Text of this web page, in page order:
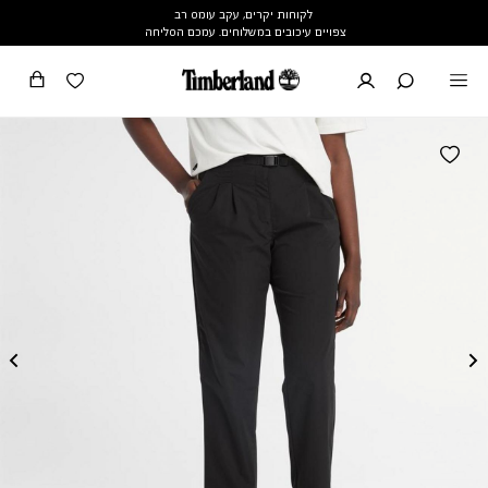
לקוחות יקרים, עקב עומס רב
צפויים עיכובים במשלוחים. עמכם הסליחה